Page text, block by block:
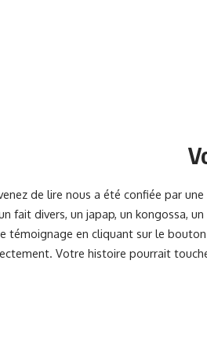
de lire nous a été confiée par
fait divers, un japap, un kongossa,
témoignage en cliquant sur le
Votre histoire pourrait